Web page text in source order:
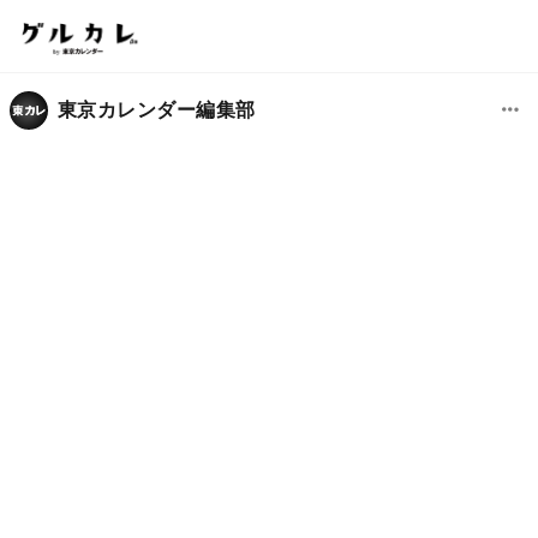
東京カレンダー編集部